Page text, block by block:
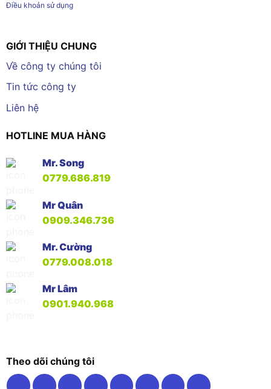
Điều khoản sử dụng
GIỚI THIỆU CHUNG
Về công ty chúng tôi
Tin tức công ty
Liên hệ
HOTLINE MUA HÀNG
Mr. Song
0779.686.819
Mr Quân
0909.346.736
Mr. Cường
0779.008.018
Mr Lâm
0901.940.968
Theo dõi chúng tôi